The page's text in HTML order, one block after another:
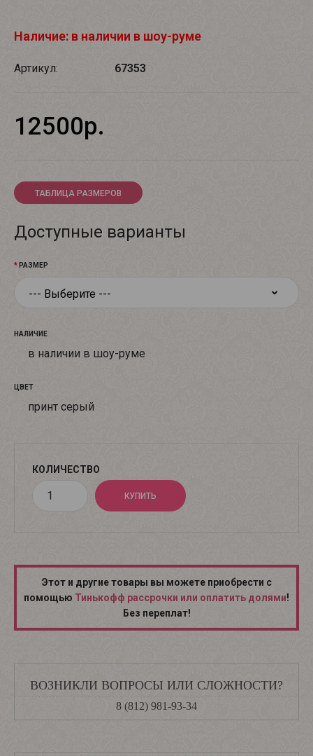
Наличие: в наличии в шоу-руме
Артикул: 67353
12500р.
ТАБЛИЦА РАЗМЕРОВ
Доступные варианты
РАЗМЕР
НАЛИЧИЕ
в наличии в шоу-руме
ЦВЕТ
принт серый
КОЛИЧЕСТВО
Этот и другие товары вы можете приобрести с
помощью Тинькофф рассрочки или оплатить долями!
Без переплат!
ВОЗНИКЛИ ВОПРОСЫ ИЛИ СЛОЖНОСТИ?
8 (812) 981-93-34